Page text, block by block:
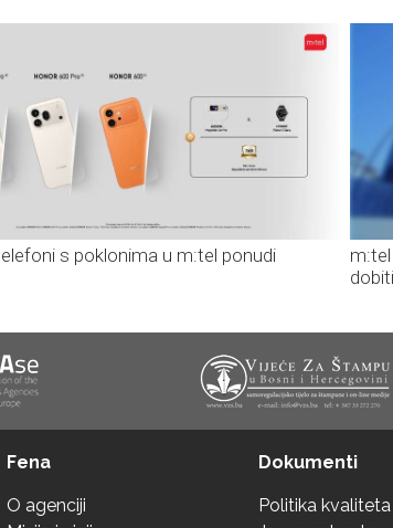
s poklonima u m:tel ponudi
Fena
O agenciji
Dokumenti
Politika kvaliteta